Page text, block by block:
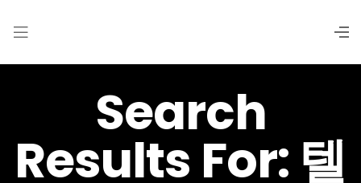
Search
Results For: 텔